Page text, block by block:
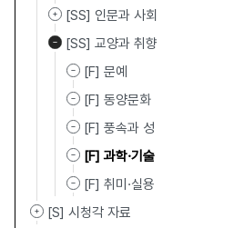
[SS] 인문과 사회
[SS] 교양과 취향
[F] 문예
[F] 동양문화
[F] 풍속과 성
[F] 과학·기술
[F] 취미·실용
[S] 시청각 자료